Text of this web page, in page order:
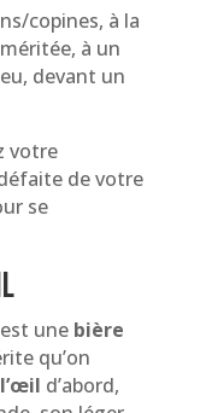
copines, à la
à un
devant un
votre
de votre
se
une bière
qu’on
l’œil d’abord,